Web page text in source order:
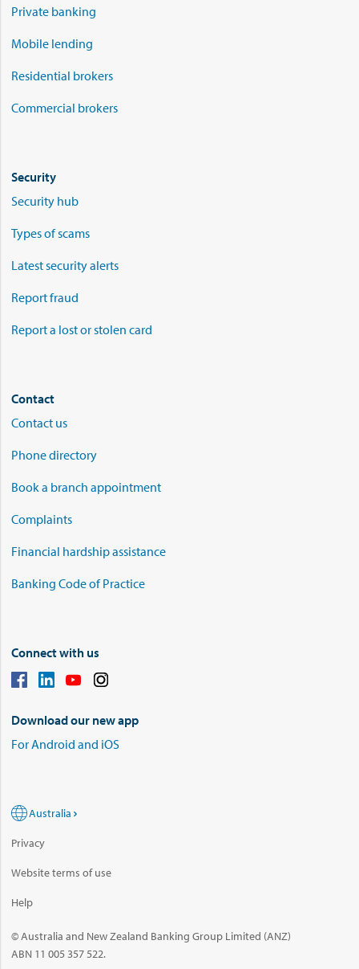
Private banking
Mobile lending
Residential brokers
Commercial brokers
Security
Security hub
Types of scams
Latest security alerts
Report fraud
Report a lost or stolen card
Contact
Contact us
Phone directory
Book a branch appointment
Complaints
Financial hardship assistance
Banking Code of Practice
Connect with us
Download our new app
For Android and iOS
Australia
Privacy
Website terms of use
Help
© Australia and New Zealand Banking Group Limited (ANZ)
ABN 11 005 357 522.